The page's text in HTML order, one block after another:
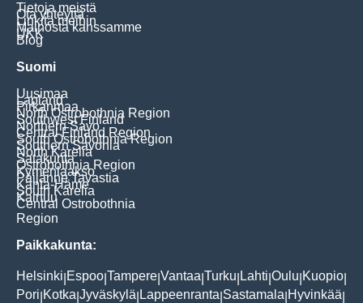
Tietoja meistä
Ota yhteyttä
Linkitä meihin
Mainosta kanssamme
UKK
Blog
Suomi
Uusimaa
Lapland
Pirkanmaa
North Ostrobothnia Region
Southwest Finland
Northern Savo
Central Finland Region
South Ostrobothnia Region
Southern Savonia
North Karelia
Satakunta
Ostrobothnia Region
Kymenlaakso
Päijänne Tavastia
Kanta-Häme
South Karelia
Kainuu
Central Ostrobothnia
Region
Paikkakunta:
Helsinki Espoo Tampere Vantaa Turku Lahti Oulu Kuopio
Pori Kotka Jyväskylä Lappeenranta Sastamala Hyvinkää